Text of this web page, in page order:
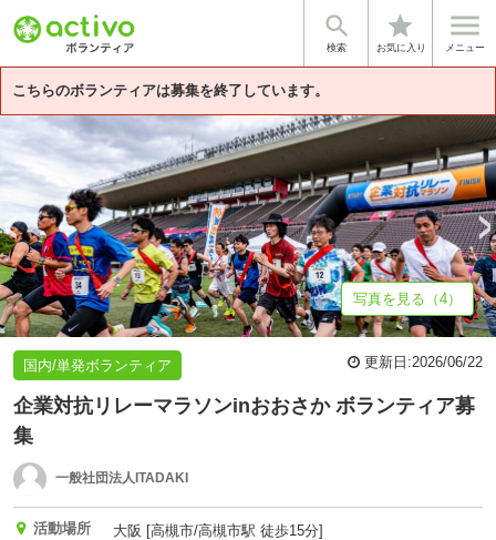

検索
star
お気に入り

メニュー
こちらのボランティアは募集を終了しています。
基本情報 体験談・雰囲気
写真を見る（4）
国内/単発ボランティア 更新日:2026/06/22
企業対抗リレーマラソンinおおさか ボランティア募
集
一般社団法人ITADAKI
活動場所
大阪 [高槻市/高槻市駅 徒歩15分]